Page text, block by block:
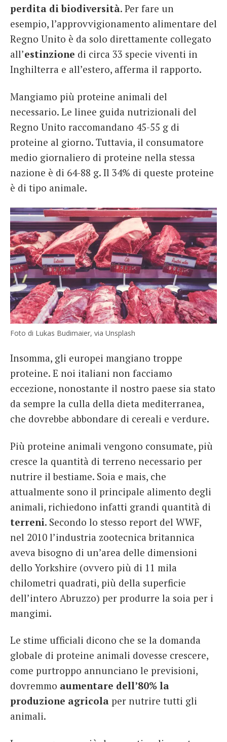
perdita di biodiversità. Per fare un
esempio, l’approvvigionamento alimentare del
Regno Unito è da solo direttamente collegato
all’estinzione di circa 33 specie viventi in
Inghilterra e all’estero, afferma il rapporto.
Mangiamo più proteine ​​animali del
necessario. Le linee guida nutrizionali del
Regno Unito raccomandano 45-55 g di
proteine ​​al giorno. Tuttavia, il consumatore
medio giornaliero di proteine nella stessa
nazione è di 64-88 g. Il 34% di queste proteine
è di tipo animale.
Foto di Lukas Budimaier, via Unsplash
Insomma, gli europei mangiano troppe
proteine. E noi italiani non facciamo
eccezione, nonostante il nostro paese sia stato
da sempre la culla della dieta mediterranea,
che dovrebbe abbondare di cereali e verdure.
Più proteine ​​animali vengono consumate, più
cresce la quantità di terreno necessario per
nutrire il bestiame. Soia e mais, che
attualmente sono il principale alimento degli
animali, richiedono infatti grandi quantità di
terreni. Secondo lo stesso report del WWF,
nel 2010 l’industria zootecnica britannica
aveva bisogno di un’area delle dimensioni
dello Yorkshire (ovvero più di 11 mila
chilometri quadrati, più della superficie
dell’intero Abruzzo) per produrre la soia per i
mangimi.
Le stime ufficiali dicono che se la domanda
globale di proteine ​​animali dovesse crescere,
come purtroppo annunciano le previsioni,
dovremmo aumentare dell’80% la
produzione agricola per nutrire tutti gli
animali.